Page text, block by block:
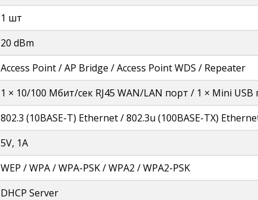
1 шт
20 dBm
Access Point / AP Bridge / Access Point WDS / Repeater
1 × 10/100 Мбит/сек RJ45 WAN/LAN порт / 1 × Mini USB
802.3 (10BASE-T) Ethernet / 802.3u (100BASE-TX)
5V, 1A
WEP / WPA / WPA-PSK / WPA2 / WPA2-PSK
DHCP Server